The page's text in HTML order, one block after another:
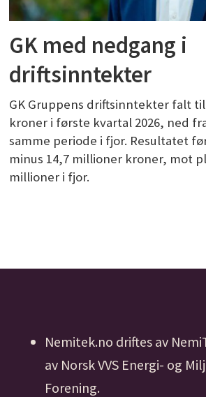
GK med nedgang i
driftsinntekter
GK Gruppens driftsinntekter falt
kroner i første kvartal 2026, ned
samme periode i fjor. Resultatet
minus 14,7 millioner kroner, mot
millioner i fjor.
Nemitek.no driftes av
av Norsk VVS Energi- og
Forening.